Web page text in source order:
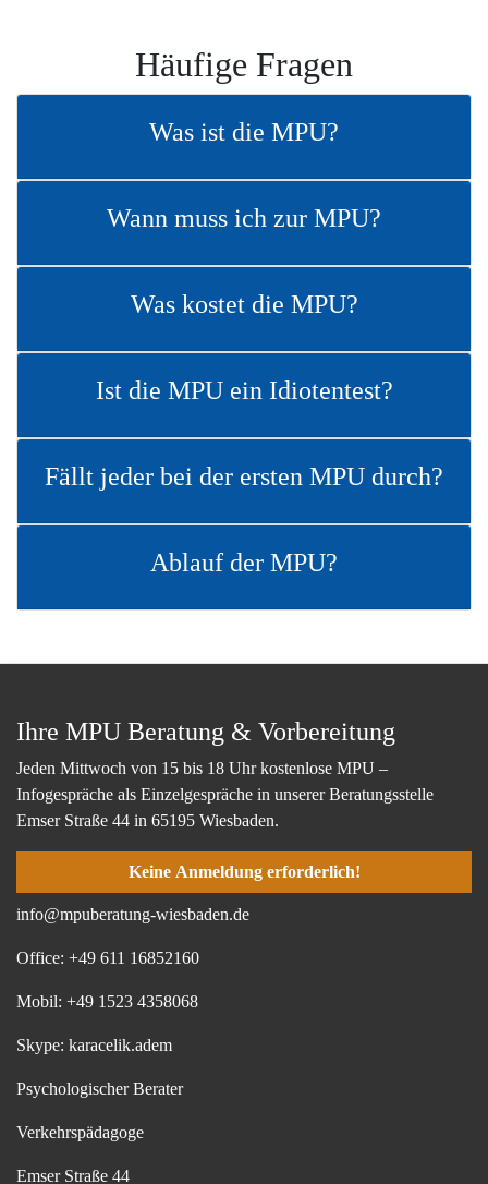
Häufige Fragen
Was ist die MPU?
Wann muss ich zur MPU?
Was kostet die MPU?
Ist die MPU ein Idiotentest?
Fällt jeder bei der ersten MPU durch?
Ablauf der MPU?
Ihre MPU Beratung & Vorbereitung
Jeden Mittwoch von 15 bis 18 Uhr kostenlose MPU –
Infogespräche als Einzelgespräche in unserer Beratungsstelle
Emser Straße 44 in 65195 Wiesbaden.
Keine Anmeldung erforderlich!
info@mpuberatung-wiesbaden.de
Office: +49 611 16852160
Mobil: +49 1523 4358068
Skype: karacelik.adem
Psychologischer Berater
Verkehrspädagoge
Emser Straße 44